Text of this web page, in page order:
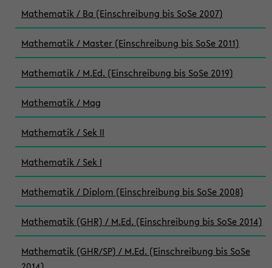
Mathematik / Ba (Einschreibung bis SoSe 2007)
Mathematik / Master (Einschreibung bis SoSe 2011)
Mathematik / M.Ed. (Einschreibung bis SoSe 2019)
Mathematik / Mag
Mathematik / Sek II
Mathematik / Sek I
Mathematik / Diplom (Einschreibung bis SoSe 2008)
Mathematik (GHR) / M.Ed. (Einschreibung bis SoSe 2014)
Mathematik (GHR/SP) / M.Ed. (Einschreibung bis SoSe